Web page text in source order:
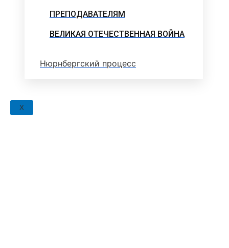
ПРЕПОДАВАТЕЛЯМ
ВЕЛИКАЯ ОТЕЧЕСТВЕННАЯ ВОЙНА
Нюрнбергский процесс
X